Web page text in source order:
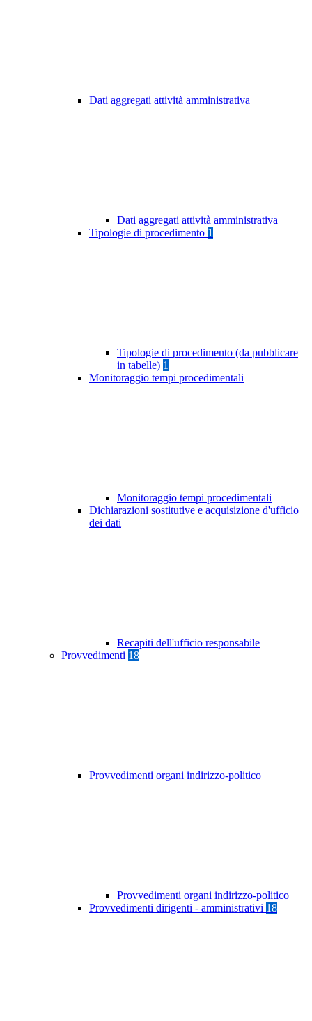
Dati aggregati attività amministrativa
Dati aggregati attività amministrativa
Tipologie di procedimento 1
Tipologie di procedimento (da pubblicare
in tabelle) 1
Monitoraggio tempi procedimentali
Monitoraggio tempi procedimentali
Dichiarazioni sostitutive e acquisizione d'ufficio
dei dati
Recapiti dell'ufficio responsabile
Provvedimenti 18
Provvedimenti organi indirizzo-politico
Provvedimenti organi indirizzo-politico
Provvedimenti dirigenti - amministrativi 18